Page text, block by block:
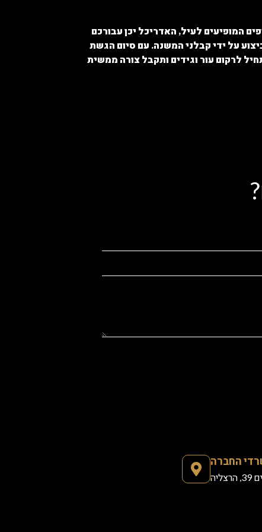
המופיעים לעיל, האדריכל יכן עבורכם
על ידי קבלני המשנה. עם סיום הגשת
לרקום עור וגידים ותקבל צורה ממשית
החברה